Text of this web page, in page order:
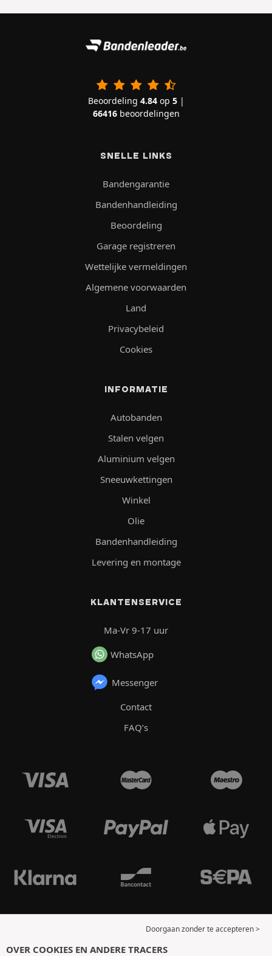
Beoordeling 4.84op 5|
66416beoordelingen
SNELLE LINKS
Bandengarantie
Bandenhandleiding
Beoordeling
Garage registreren
Wettelijke vermeldingen
Algemene voorwaarden
Land
Privacybeleid
Cookies
INFORMATIE
Autobanden
Stalen velgen
Aluminium velgen
Sneeuwkettingen
Winkel
Olie
Bandenhandleiding
Levering en montage
KLANTENSERVICE
Ma-Vr 9-17 uur
WhatsApp
Messenger
Contact
FAQ’s
Doorgaan zonder te accepteren >
OVER COOKIES EN ANDERE TRACERS